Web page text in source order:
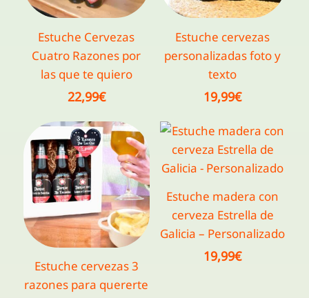
Estuche Cervezas
Cuatro Razones por
las que te quiero
22,99€
Estuche cervezas
personalizadas foto y
texto
19,99€
Estuche cervezas 3
razones para quererte
Estuche madera con
cerveza Estrella de
Galicia – Personalizado
19,99€